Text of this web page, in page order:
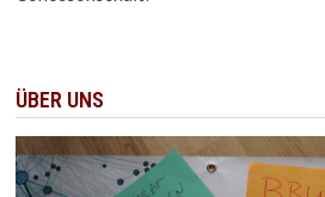
ÜBER UNS